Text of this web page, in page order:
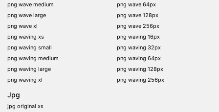
png wave medium
png wave large
png wave xl
png waving xs
png waving small
png waving medium
png waving large
png waving xl
png wave 64px
png wave 128px
png wave 256px
png waving 16px
png waving 32px
png waving 64px
png waving 128px
png waving 256px
Jpg
jpg original xs